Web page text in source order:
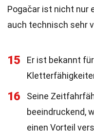
Pogačar ist nicht nur
auch technisch sehr
15
Er ist bekannt
16
Seine
beeindruckend,
einen Vorteil